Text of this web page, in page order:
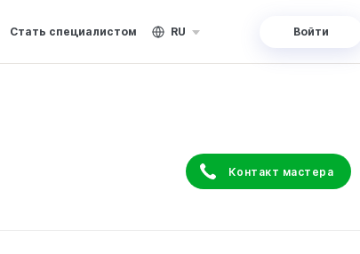
Стать специалистом RU Войти
Контакт мастера